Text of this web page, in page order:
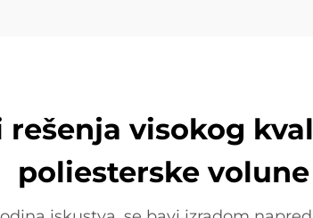
rešenja visokog
poliesterske volune